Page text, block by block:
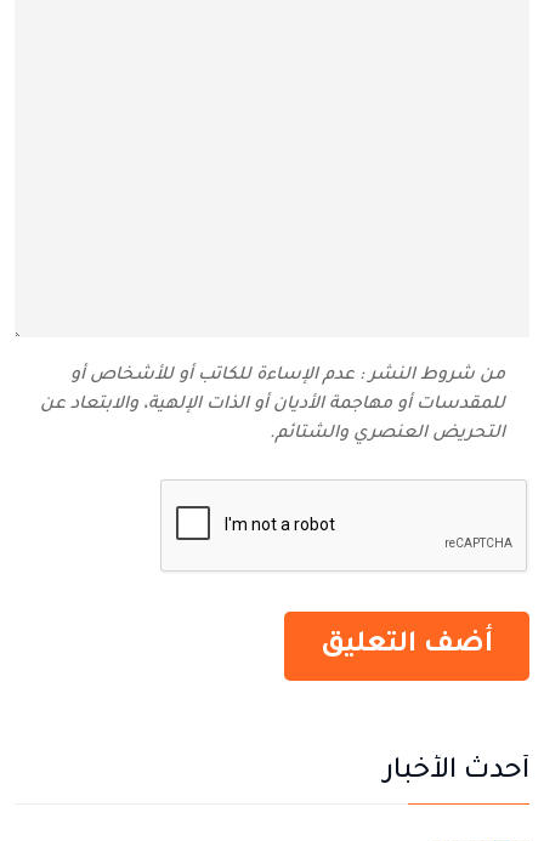
من شروط النشر : عدم الإساءة للكاتب أو للأشخاص أو
للمقدسات أو مهاجمة الأديان أو الذات الإلهية، والابتعاد عن
التحريض العنصري والشتائم‬.
أحدث الأخبار